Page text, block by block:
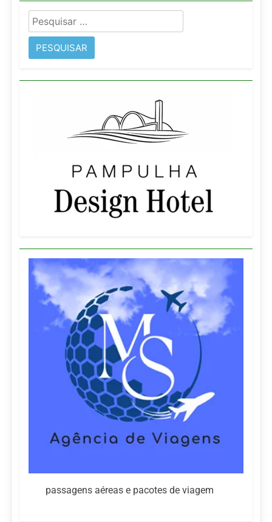
Pesquisar
por:
passagens aéreas e pacotes de viagem